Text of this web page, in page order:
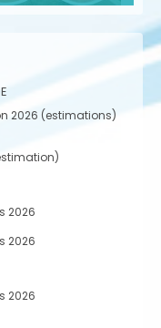
2026 (estimations)
2026
2026
2026